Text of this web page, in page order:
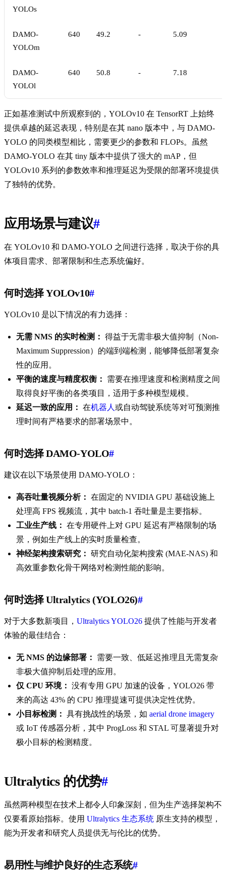
YOLOs
DAMO-
YOLOm
640 49.2 - 5.09
DAMO-
YOLOl
640 50.8 - 7.18
正如基准测试中所观察到的，YOLOv10 在 TensorRT 上始终
提供卓越的延迟表现，特别是在其 nano 版本中，与 DAMO-
YOLO 的同类模型相比，需要更少的参数和 FLOPs。虽然
DAMO-YOLO 在其 tiny 版本中提供了强大的 mAP，但
YOLOv10 系列的参数效率和推理延迟为受限的部署环境提供
了独特的优势。
应用场景与建议#
在 YOLOv10 和 DAMO-YOLO 之间进行选择，取决于你的具
体项目需求、部署限制和生态系统偏好。
何时选择 YOLOv10#
YOLOv10 是以下情况的有力选择：
无需 NMS 的实时检测： 得益于无需非极大值抑制（Non-
Maximum Suppression）的端到端检测，能够降低部署复杂
性的应用。
平衡的速度与精度权衡：
需要在推理速度和检测精度之间
取得良好平衡的各类项目，适用于多种模型规模。
延迟一致的应用： 在机器人 或自动驾驶系统等对可预测推
理时间有严格要求的部署场景中。
何时选择 DAMO-YOLO#
建议在以下场景使用 DAMO-YOLO：
高吞吐量视频分析： 在固定的 NVIDIA GPU 基础设施上
处理高 FPS 视频流，其中 batch-1 吞吐量是主要指标。
工业生产线： 在专用硬件上对 GPU 延迟有严格限制的场
景，例如生产线上的实时质量检查。
神经架构搜索研究： 研究自动化架构搜索 (MAE-NAS) 和
高效重参数化骨干网络对检测性能的影响。
何时选择 Ultralytics (YOLO26)#
对于大多数新项目， Ultralytics YOLO26 提供了性能与开发者
体验的最佳结合：
无 NMS 的边缘部署：
需要一致、低延迟推理且无需复杂
非极大值抑制后处理的应用。
仅 CPU 环境： 没有专用 GPU 加速的设备，YOLO26 带
来的高达 43% 的 CPU 推理提速可提供决定性优势。
小目标检测： 具有挑战性的场景，如 aerial drone imagery
或 IoT 传感器分析，其中 ProgLoss 和 STAL 可显著提升对
极小目标的检测精度。
Ultralytics 的优势#
虽然两种模型在技术上都令人印象深刻，但为生产选择架构不
仅要看原始指标。使用 Ultralytics 生态系统 原生支持的模型，
能为开发者和研究人员提供无与伦比的优势。
易用性与维护良好的生态系统#